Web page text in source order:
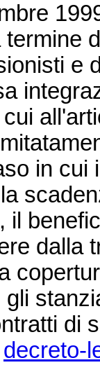
termine
e
in cui
il
dalla
di
decreto-